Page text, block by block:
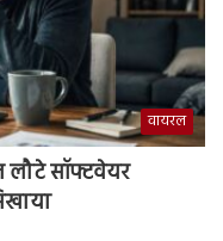
वायरल
लौटे सॉफ्टवेयर